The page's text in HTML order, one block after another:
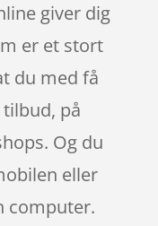
giver dig
er et stort
du med få
på
Og du
eller
computer.